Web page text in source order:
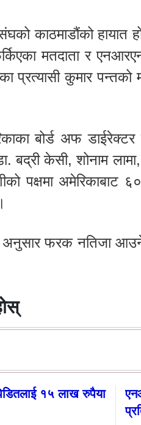
काठमाडौंको हायात
मतदाता र
प्रत्यासी कुमार
बोर्ड अफ
बद्री केसी, शोनाम
पक्षमा अमेरिकाबाट
अनुसार फरक नतिजा
१५ लाख रुपैया